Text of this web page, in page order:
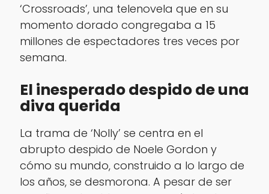
‘Crossroads’, una telenovela que en su
momento dorado congregaba a 15
millones de espectadores tres veces por
semana.
El inesperado despido de una
diva querida
La trama de ‘Nolly’ se centra en el
abrupto despido de Noele Gordon y
cómo su mundo, construido a lo largo de
los años, se desmorona. A pesar de ser